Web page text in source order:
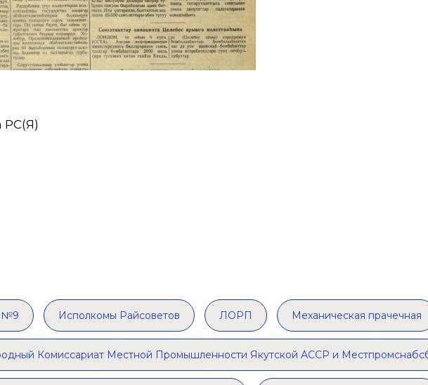
РС(Я)
№9 Исполкомы Райсоветов ЛОРП Механическая прачечная
Комиссариат Местной Промышленности Якутской АССР и